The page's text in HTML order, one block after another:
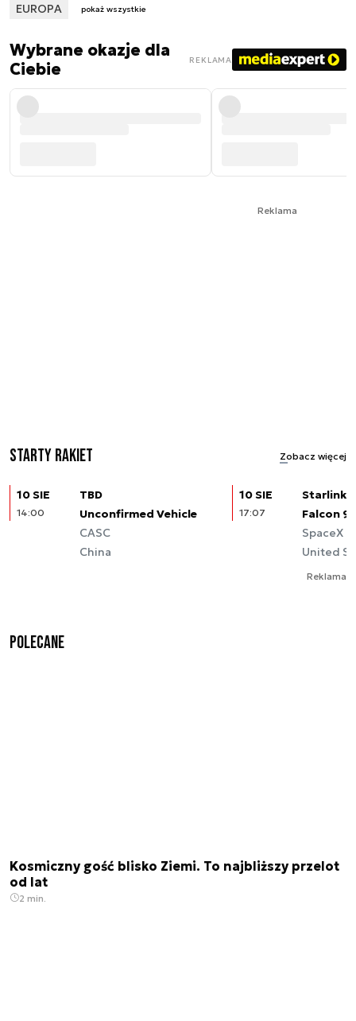
EUROPA
pokaż wszystkie
Wybrane okazje dla
Ciebie
REKLAMA
Reklama
Starty rakiet Zobacz więcej
10 SIE
14:00
TBD
Unconfirmed Vehicle
CASC
China
10 SIE
17:07
Starlink
Falcon 9
SpaceX
United
Reklama
Polecane
Kosmiczny gość blisko Ziemi. To najbliższy przelot
od lat
2 min.